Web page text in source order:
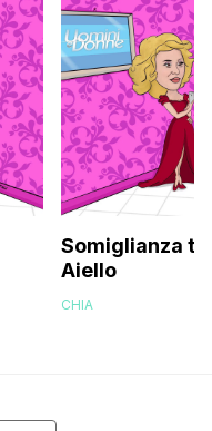
Somiglianza
Aiello
CHIA